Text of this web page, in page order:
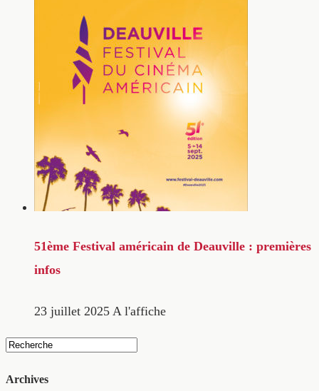
51ème Festival américain de Deauville : premières
infos
23 juillet 2025 A l'affiche
Archives